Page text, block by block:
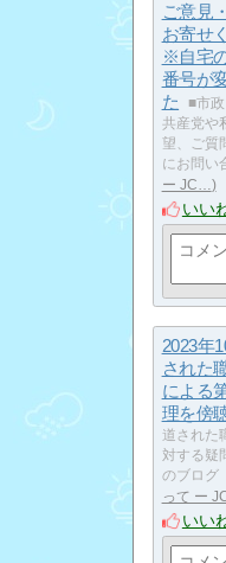
ご意見
お寄せ
※自宅
番号が
た
■市
共産党や
望、ご質
にお問い
ー JC…
いい
2023年
された
による
理を傍
道された
対する疑
のブログ
って ー
いい